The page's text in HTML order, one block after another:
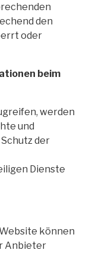
den
oder
beim
werden
und
der
Dienste
können
Anbieter